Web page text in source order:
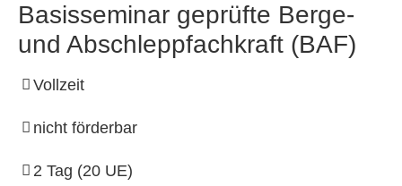
Basisseminar geprüfte Berge-
und Abschleppfachkraft (BAF)
Vollzeit
nicht förderbar
2 Tag (20 UE)